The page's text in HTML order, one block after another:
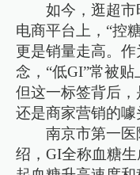
如今，逛超市
电商平台上，“控
更是销量走高。
念，“低GI”常被贴
但这一标签背后，
还是商家营销的噱
南京市第一
绍，GI全称血糖